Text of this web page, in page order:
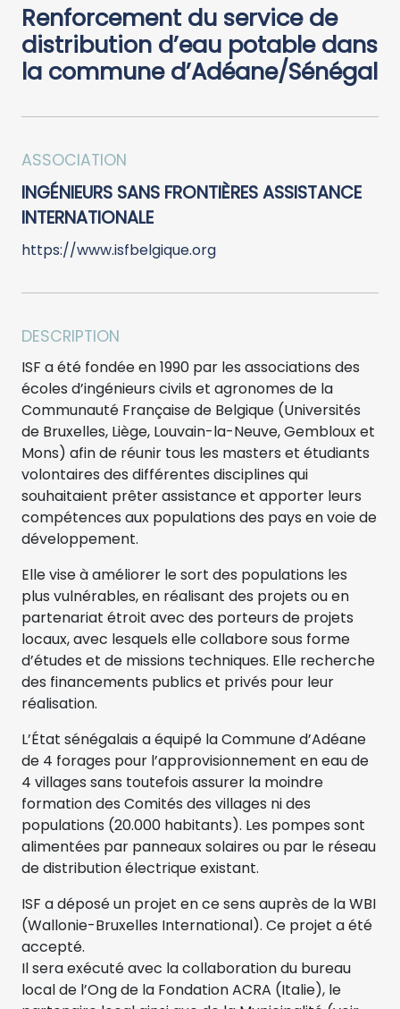
Renforcement du service de
distribution d’eau potable dans
la commune d’Adéane/Sénégal
ASSOCIATION
INGÉNIEURS SANS FRONTIÈRES ASSISTANCE
INTERNATIONALE
https://www.isfbelgique.org
DESCRIPTION
ISF a été fondée en 1990 par les associations des
écoles d’ingénieurs civils et agronomes de la
Communauté Française de Belgique (Universités
de Bruxelles, Liège, Louvain-la-Neuve, Gembloux et
Mons) afin de réunir tous les masters et étudiants
volontaires des différentes disciplines qui
souhaitaient prêter assistance et apporter leurs
compétences aux populations des pays en voie de
développement.
Elle vise à améliorer le sort des populations les
plus vulnérables, en réalisant des projets ou en
partenariat étroit avec des porteurs de projets
locaux, avec lesquels elle collabore sous forme
d’études et de missions techniques. Elle recherche
des financements publics et privés pour leur
réalisation.
L’État sénégalais a équipé la Commune d’Adéane
de 4 forages pour l’approvisionnement en eau de
4 villages sans toutefois assurer la moindre
formation des Comités des villages ni des
populations (20.000 habitants). Les pompes sont
alimentées par panneaux solaires ou par le réseau
de distribution électrique existant.
ISF a déposé un projet en ce sens auprès de la WBI
(Wallonie-Bruxelles International). Ce projet a été
accepté.
Il sera exécuté avec la collaboration du bureau
local de l’Ong de la Fondation ACRA (Italie), le